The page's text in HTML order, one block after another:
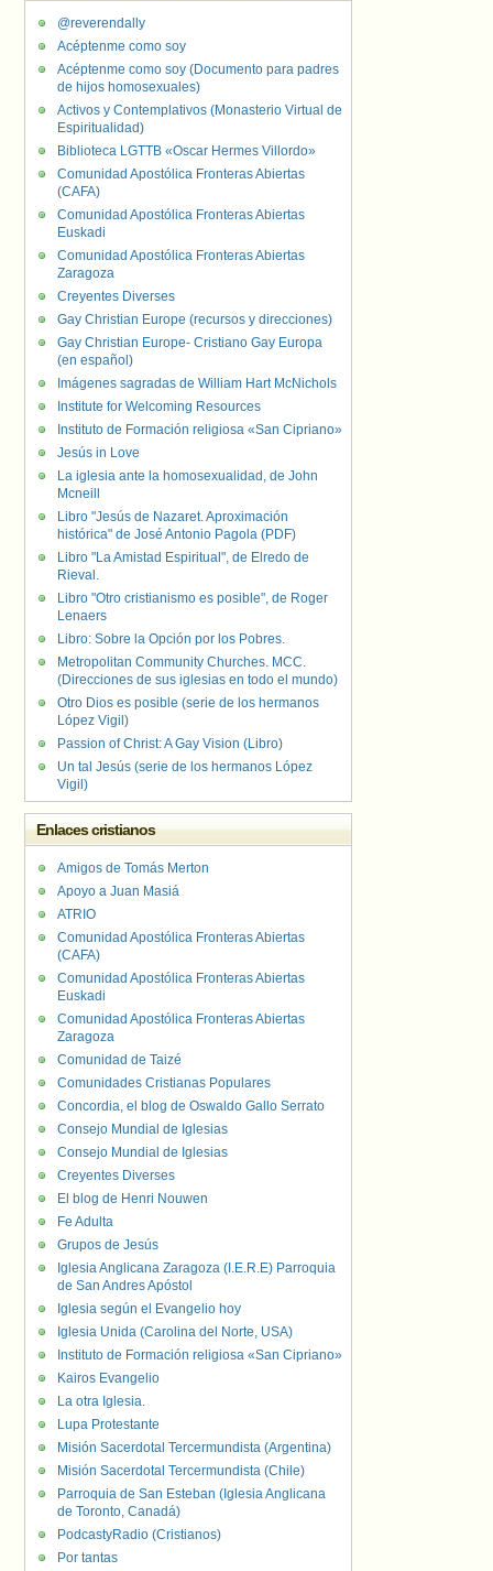
@reverendally
Acéptenme como soy
Acéptenme como soy (Documento para padres
de hijos homosexuales)
Activos y Contemplativos (Monasterio Virtual de
Espiritualidad)
Biblioteca LGTTB «Oscar Hermes Villordo»
Comunidad Apostólica Fronteras Abiertas
(CAFA)
Comunidad Apostólica Fronteras Abiertas
Euskadi
Comunidad Apostólica Fronteras Abiertas
Zaragoza
Creyentes Diverses
Gay Christian Europe (recursos y direcciones)
Gay Christian Europe- Cristiano Gay Europa
(en español)
Imágenes sagradas de William Hart McNichols
Institute for Welcoming Resources
Instituto de Formación religiosa «San Cipriano»
Jesús in Love
La iglesia ante la homosexualidad, de John
Mcneill
Libro "Jesús de Nazaret. Aproximación
histórica" de José Antonio Pagola (PDF)
Libro "La Amistad Espiritual", de Elredo de
Rieval.
Libro "Otro cristianismo es posible", de Roger
Lenaers
Libro: Sobre la Opción por los Pobres.
Metropolitan Community Churches. MCC.
(Direcciones de sus iglesias en todo el mundo)
Otro Dios es posible (serie de los hermanos
López Vigil)
Passion of Christ: A Gay Vision (Libro)
Un tal Jesús (serie de los hermanos López
Vigil)
Enlaces cristianos
Amigos de Tomás Merton
Apoyo a Juan Masiá
ATRIO
Comunidad Apostólica Fronteras Abiertas
(CAFA)
Comunidad Apostólica Fronteras Abiertas
Euskadi
Comunidad Apostólica Fronteras Abiertas
Zaragoza
Comunidad de Taizé
Comunidades Cristianas Populares
Concordia, el blog de Oswaldo Gallo Serrato
Consejo Mundial de Iglesias
Consejo Mundial de Iglesias
Creyentes Diverses
El blog de Henri Nouwen
Fe Adulta
Grupos de Jesús
Iglesia Anglicana Zaragoza (I.E.R.E) Parroquia
de San Andres Apóstol
Iglesia según el Evangelio hoy
Iglesia Unida (Carolina del Norte, USA)
Instituto de Formación religiosa «San Cipriano»
Kairos Evangelio
La otra Iglesia.
Lupa Protestante
Misión Sacerdotal Tercermundista (Argentina)
Misión Sacerdotal Tercermundista (Chile)
Parroquia de San Esteban (Iglesia Anglicana
de Toronto, Canadá)
PodcastyRadio (Cristianos)
Por tantas